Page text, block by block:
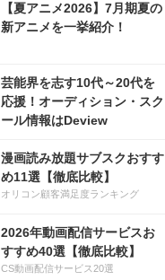
【夏アニメ2026】7月期夏の
新アニメを一挙紹介！
芸能界を志す10代～20代を
応援！オーディション・スク
ール情報はDeview
漫画読み放題サブスクおすす
め11選【徹底比較】
オリコン顧客満足度ランキング
2026年動画配信サービスお
すすめ40選【徹底比較】
CS動画配信サービス20選